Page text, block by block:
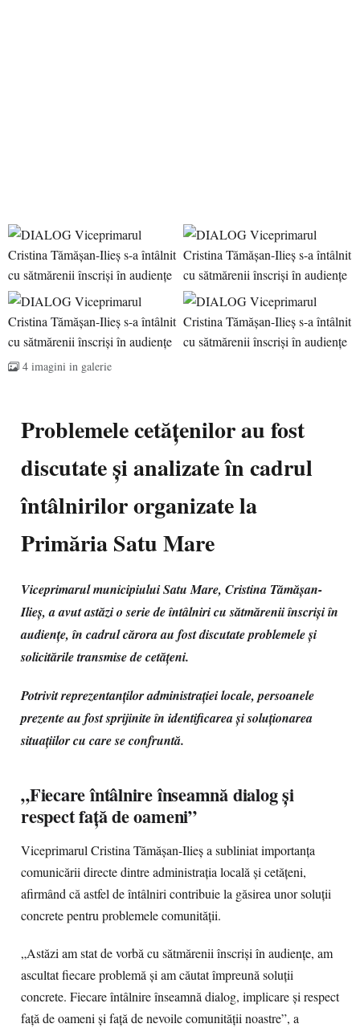
4 imagini in galerie
Problemele cetățenilor au fost
discutate și analizate în cadrul
întâlnirilor organizate la
Primăria Satu Mare
Viceprimarul municipiului Satu Mare, Cristina Tămășan-
Ilieș, a avut astăzi o serie de întâlniri cu sătmărenii înscriși în
audiențe, în cadrul cărora au fost discutate problemele și
solicitările transmise de cetățeni.
Potrivit reprezentanților administrației locale, persoanele
prezente au fost sprijinite în identificarea și soluționarea
situațiilor cu care se confruntă.
„Fiecare întâlnire înseamnă dialog și
respect față de oameni”
Viceprimarul Cristina Tămășan-Ilieș a subliniat importanța
comunicării directe dintre administrația locală și cetățeni,
afirmând că astfel de întâlniri contribuie la găsirea unor soluții
concrete pentru problemele comunității.
„Astăzi am stat de vorbă cu sătmărenii înscriși în audiențe, am
ascultat fiecare problemă și am căutat împreună soluții
concrete. Fiecare întâlnire înseamnă dialog, implicare și respect
față de oameni și față de nevoile comunității noastre”, a